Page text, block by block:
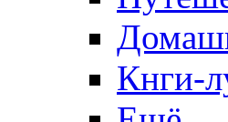
Кнги-